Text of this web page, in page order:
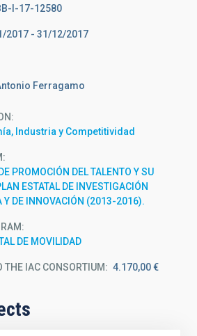
I-17-12580
2017 - 31/12/2017
Ferragamo
Industria y Competitividad
PROMOCIÓN DEL TALENTO Y SU
ESTATAL DE INVESTIGACIÓN
Y DE INNOVACIÓN (2013-2016).
DE MOVILIDAD
THE IAC CONSORTIUM 4.170,00 €